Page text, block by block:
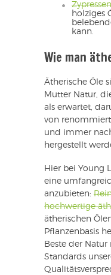
holziges
kann.
Wie man
Ätherische Öle
Mutter Natur,
als erwartet,
von
und immer
hergestellt
Hier bei Young
eine
anzubieten:
hochwertige
ätherischen
Pflanzenbasis
Beste der
Standards